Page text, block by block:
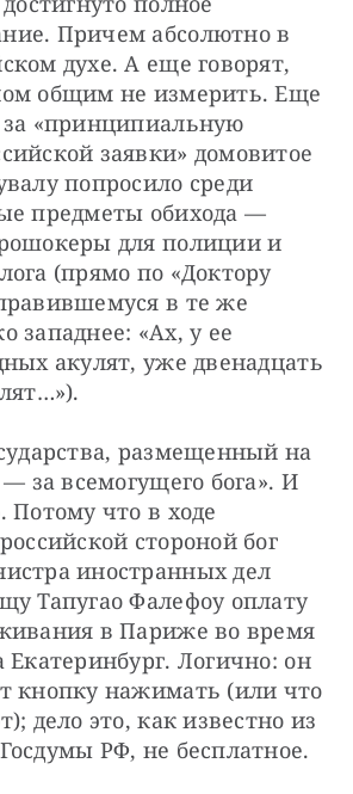
Причем абсолютно в
духе. А еще говорят,
общим не измерить. Еще
«принципиальную
заявки» домовитое
попросило среди
предметы обихода —
для полиции и
(прямо по «Доктору
в те же
западнее: «Ах, у ее
акулят, уже двенадцать
размещенный на
— за всемогущего бога». И
Потому что в ходе
стороной бог
иностранных дел
Тапугао Фалефоу оплату
в Париже во время
Екатеринбург. Логично: он
кнопку нажимать (или что
дело это, как известно из
РФ, не бесплатное.